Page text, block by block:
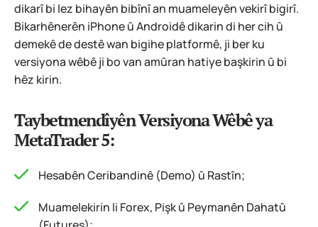
dikarî bi lez bihayên bibînî an muameleyên vekirî bigirî.
Bikarhênerên iPhone û Androidê dikarin di her cih û
demekê de destê wan bigihe platformê, ji ber ku
versiyona wêbê ji bo van amûran hatiye başkirin û bi
hêz kirin.
Taybetmendîyên Versiyona Wêbê ya
MetaTrader 5:
Hesabên Ceribandinê (Demo) û Rastîn;
Muamelekirin li Forex, Pişk û Peymanên Dahatû